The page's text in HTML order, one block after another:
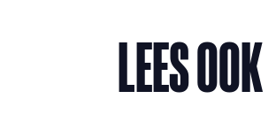
LEES OOK